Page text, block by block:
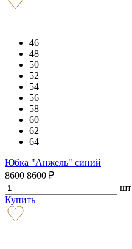
46
48
50
52
54
56
58
60
62
64
Юбка "Анжель" синий
8600 8600 ₽
шт
Купить